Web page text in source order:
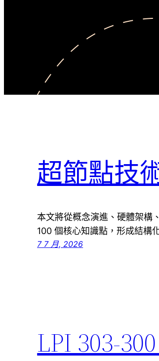
超節點技
本文將從概念演進、硬體架構
100 個核心知識點，形成結構
7 7 月, 2026
LPI 303-